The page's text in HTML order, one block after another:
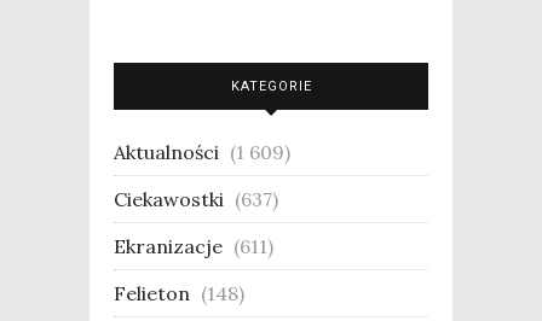
KATEGORIE
Aktualności (1 609)
Ciekawostki (637)
Ekranizacje (611)
Felieton (148)